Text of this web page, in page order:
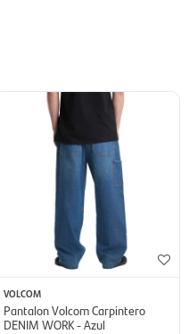
VOLCOM
Pantalon Volcom Carpintero
DENIM WORK - Azul